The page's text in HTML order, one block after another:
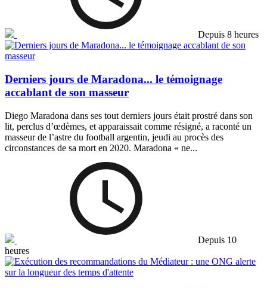
Depuis 8 heures
Derniers jours de Maradona... le témoignage
accablant de son masseur
Diego Maradona dans ses tout derniers jours était prostré dans son
lit, perclus d’œdèmes, et apparaissait comme résigné, a raconté un
masseur de l’astre du football argentin, jeudi au procès des
circonstances de sa mort en 2020. Maradona « ne...
Depuis 10
heures